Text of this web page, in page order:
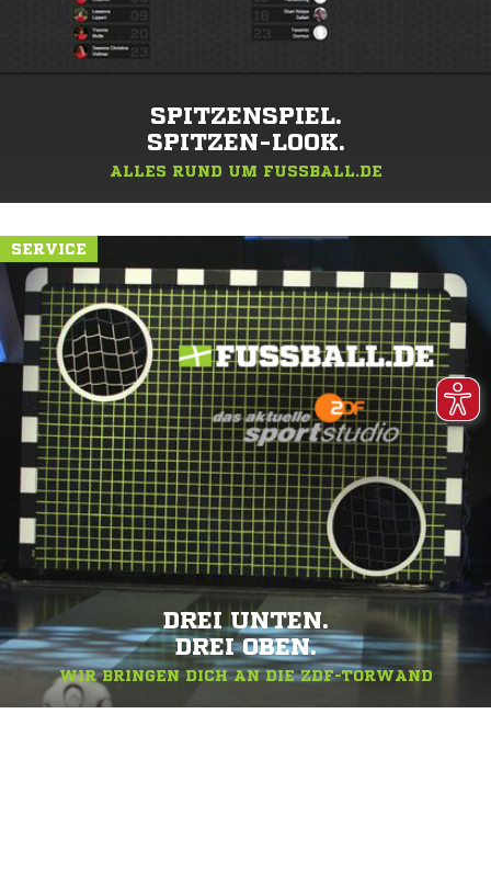
SPITZENSPIEL.
SPITZEN-LOOK.
ALLES RUND UM FUSSBALL.DE
SERVICE
DREI UNTEN.
DREI OBEN.
WIR BRINGEN DICH AN DIE ZDF-TORWAND